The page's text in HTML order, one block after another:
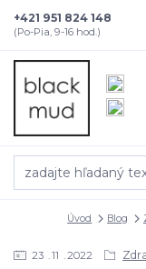
+421 951 824 148
(Po-Pia, 9-16 hod.)
Úvod Blog
23 11 2022